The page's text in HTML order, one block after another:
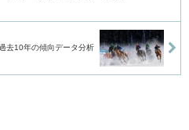
去10年の傾向データ分析